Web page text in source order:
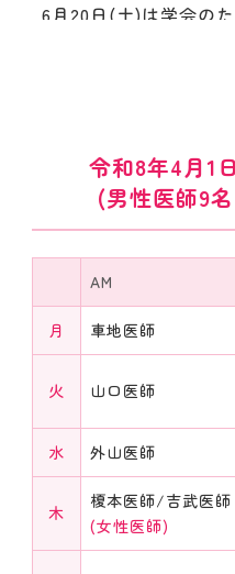
6月20日(土)は学会の
[ ホームページをリニ
北綾瀬駅直結の「ら
療している【医療法
ンタルクリニック】
を公開いたしました
たします。
2026.05.11（月）
詳細はこちら
2026.03.18（水）
[ 2026年4月より、下
令和8年4月1
(男性医師9
AM
月 車地医師
火 山口医師
水 外山医師
木
榎本医師/吉武医師
(女性医師)